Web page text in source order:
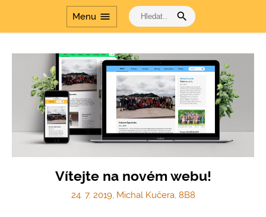
Menu menu search
Cesta dějinami a Cesta
dějinami - období
Vítejte na novém webu!
24. 7. 2019, Michal Kučera, 8B8